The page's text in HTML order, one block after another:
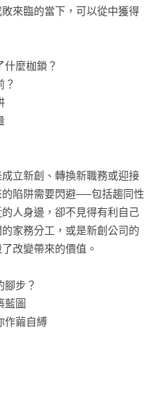
現在為了離公司近而買的小
？
，就乾脆全盤放棄，這種必
，績效也可能會大幅下滑，
改變的幅度，就是控制風險
的工作，可以減少33％的失
長期的成果
均股權，與其追求表象的公
的分配，會為兩人的未來帶
動而生的懊悔，為了追尋更
來的改變吧！
來臨的當下，可以從中獲得
麼枷鎖？
？
立新創、轉換新職務或迎接
陷阱需要閃避──包括趨同性
人身邊，卻不見得有利自己
家務分工，或是新創公司的
改變帶來的價值。
腳步？
藍圖
作繭自縛